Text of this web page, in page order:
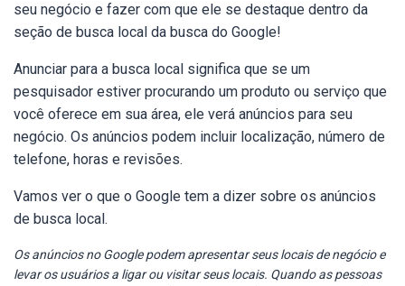
seu negócio e fazer com que ele se destaque dentro da
seção de busca local da busca do Google!
Anunciar para a busca local significa que se um
pesquisador estiver procurando um produto ou serviço que
você oferece em sua área, ele verá anúncios para seu
negócio. Os anúncios podem incluir localização, número de
telefone, horas e revisões.
Vamos ver o que o Google tem a dizer sobre os anúncios
de busca local.
Os anúncios no Google podem apresentar seus locais de negócio e
levar os usuários a ligar ou visitar seus locais. Quando as pessoas